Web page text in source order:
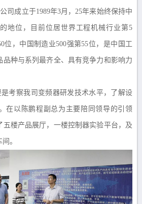
司成立于1989年3月，25年来始终保持中
地位，目前位居世界工程机械行业第5
位，中国制造业500强第55位，是中国工
品种与系列最齐全、具有竞争力和影响力
考察我司变频器研发技术水平，了解设
在以陈鹏程副总为主要陪同领导的引领
五楼产品展厅，一楼控制器实验平台，及
。